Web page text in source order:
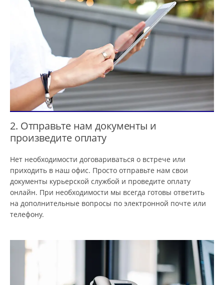
2. Отправьте нам документы и
произведите оплату
Нет необходимости договариваться о встрече или
приходить в наш офис. Просто отправьте нам свои
документы курьерской службой и проведите оплату
онлайн. При необходимости мы всегда готовы ответить
на дополнительные вопросы по электронной почте или
телефону.